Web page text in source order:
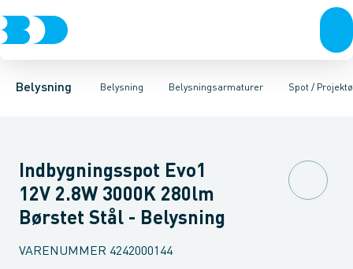
Belysning Belysning
Belysning Belysningsarmaturer
LyskilderBelysningsarmaturerLysstyringTilbehør tilSpot /
PendlerIndustriarmatur og halbelysningArmaturer for vej og
Indbygningsspot Evo1
12V 2.8W 3000K 280lm
Børstet Stål - Belysning
VARENUMMER 4242000144